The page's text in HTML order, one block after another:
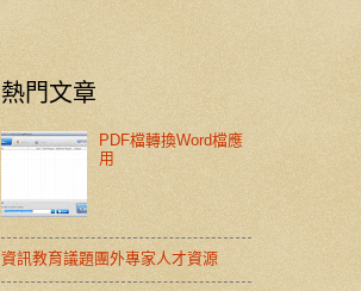
熱門文章
PDF檔轉換Word檔應
用
資訊教育議題團外專家人才資源